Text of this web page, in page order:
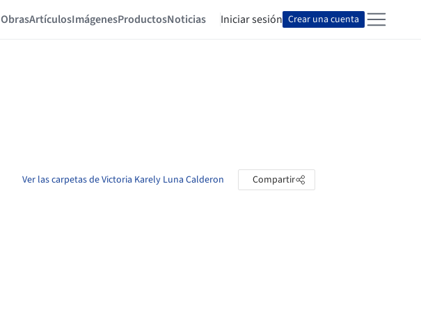
ObrasArtículosImágenesProductosNoticias Iniciar sesión Crear una cuenta
Ver las carpetas de Victoria Karely Luna Calderon Compartir